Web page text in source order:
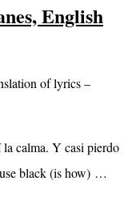
English
of lyrics –
calma. Y casi pierdo
black (is how) …